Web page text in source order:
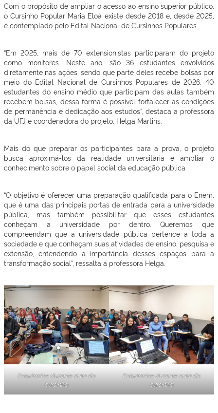
Com o propósito de ampliar o acesso ao ensino superior público,
o Cursinho Popular Maria Eloá existe desde 2018 e, desde 2025,
é contemplado pelo Edital Nacional de Cursinhos Populares.
“Em 2025, mais de 70 extensionistas participaram do projeto
como monitores. Neste ano, são 36 estudantes envolvidos
diretamente nas ações, sendo que parte deles recebe bolsas por
meio do Edital Nacional de Cursinhos Populares de 2026. 40
estudantes do ensino médio que participam das aulas também
recebem bolsas, dessa forma é possível fortalecer as condições
de permanência e dedicação aos estudos”, destaca a professora
da UFJ e coordenadora do projeto, Helga Martins.
Mais do que preparar os participantes para a prova, o projeto
busca aproximá-los da realidade universitária e ampliar o
conhecimento sobre o papel social da educação pública.
“O objetivo é oferecer uma preparação qualificada para o Enem,
que é uma das principais portas de entrada para a universidade
pública, mas também possibilitar que esses estudantes
conheçam a universidade por dentro. Queremos que
compreendam que a universidade pública pertence a toda a
sociedade e que conheçam suas atividades de ensino, pesquisa e
extensão, entendendo a importância desses espaços para a
transformação social”, ressalta a professora Helga.
Estudantes durante aula do
cursinho
Estudantes durante aula do
cursinho